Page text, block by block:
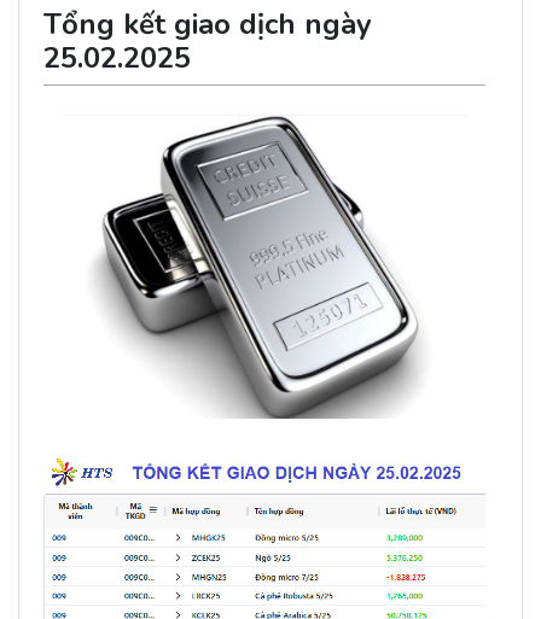
Tổng kết giao dịch ngày
25.02.2025